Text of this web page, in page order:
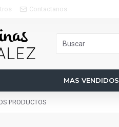
Contactanos
MAS VENDIDOS
PRODUCTOS